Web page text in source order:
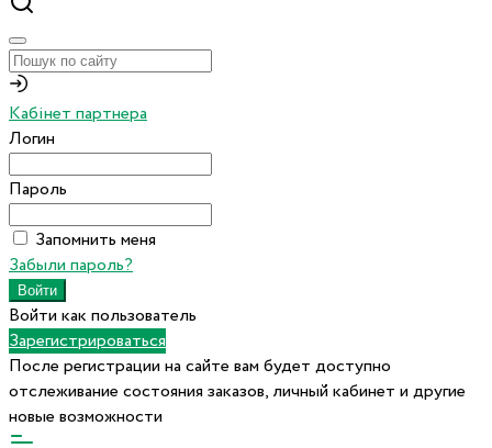
Кабінет партнера
Логин
Пароль
Запомнить меня
Забыли пароль?
Войти как пользователь
Зарегистрироваться
После регистрации на сайте вам будет доступно
отслеживание состояния заказов, личный кабинет и другие
новые возможности